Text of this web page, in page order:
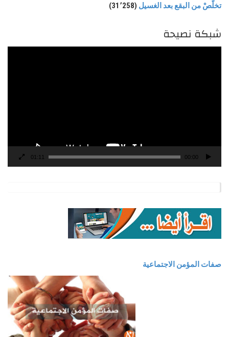
تخلّصْ من البقع بعد الغسيل (31٬258)
شبكة نصيحة
00:00
01:11
صفات المؤمن الاجتماعية